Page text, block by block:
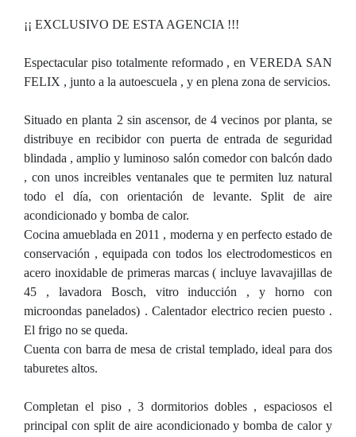
¡¡ EXCLUSIVO DE ESTA AGENCIA !!!
Espectacular piso totalmente reformado , en VEREDA SAN
FELIX , junto a la autoescuela , y en plena zona de servicios.
Situado en planta 2 sin ascensor, de 4 vecinos por planta, se
distribuye en recibidor con puerta de entrada de seguridad
blindada , amplio y luminoso salón comedor con balcón dado
, con unos increibles ventanales que te permiten luz natural
todo el día, con orientación de levante. Split de aire
acondicionado y bomba de calor.
Cocina amueblada en 2011 , moderna y en perfecto estado de
conservación , equipada con todos los electrodomesticos en
acero inoxidable de primeras marcas ( incluye lavavajillas de
45 , lavadora Bosch, vitro inducción , y horno con
microondas panelados) . Calentador electrico recien puesto .
El frigo no se queda.
Cuenta con barra de mesa de cristal templado, ideal para dos
taburetes altos.
Completan el piso , 3 dormitorios dobles , espaciosos el
principal con split de aire acondicionado y bomba de calor y